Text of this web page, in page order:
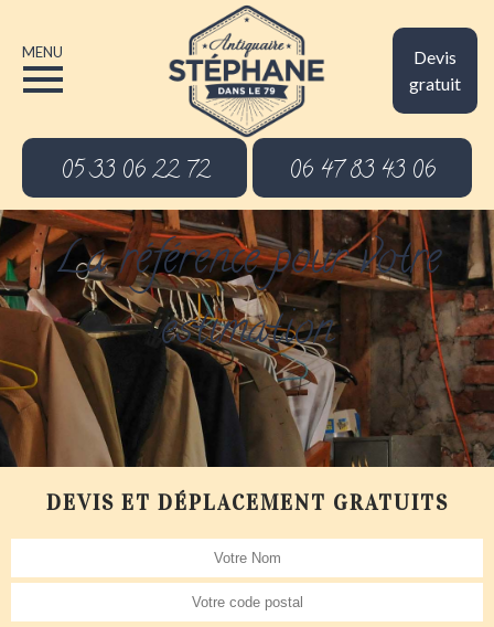
Devis
gratuit
MENU
05 33 06 22 72 06 47 83 43 06
La référence pour votre
estimation
DEVIS ET DÉPLACEMENT GRATUITS